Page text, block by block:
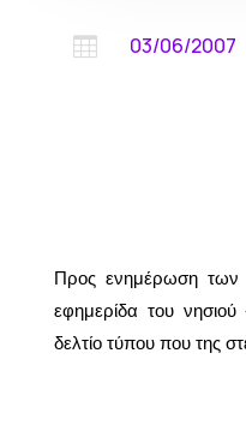
 03/06/2007
Προς ενημέρωση των
εφημερίδα του νησιού
δελτίο τύπου που της